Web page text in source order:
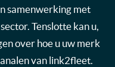
samenwerking met
Tenslotte kan u,
over hoe u uw merk
van link2fleet.